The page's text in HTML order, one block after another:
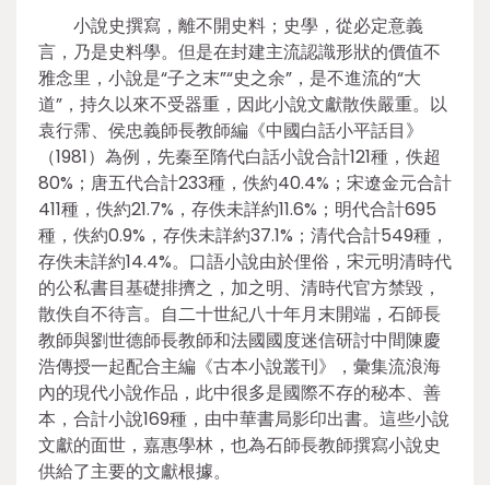
小說史撰寫，離不開史料；史學，從必定意義
言，乃是史料學。但是在封建主流認識形狀的價值不
雅念里，小說是“子之末”“史之余”，是不進流的“大
道”，持久以來不受器重，因此小說文獻散佚嚴重。以
袁行霈、侯忠義師長教師編《中國白話小平話目》
（1981）為例，先秦至隋代白話小說合計121種，佚超
80%；唐五代合計233種，佚約40.4%；宋遼金元合計
411種，佚約21.7%，存佚未詳約11.6%；明代合計695
種，佚約0.9%，存佚未詳約37.1%；清代合計549種，
存佚未詳約14.4%。口語小說由於俚俗，宋元明清時代
的公私書目基礎排擠之，加之明、清時代官方禁毀，
散佚自不待言。自二十世紀八十年月末開端，石師長
教師與劉世德師長教師和法國國度迷信研討中間陳慶
浩傳授一起配合主編《古本小說叢刊》，彙集流浪海
內的現代小說作品，此中很多是國際不存的秘本、善
本，合計小說169種，由中華書局影印出書。這些小說
文獻的面世，嘉惠學林，也為石師長教師撰寫小說史
供給了主要的文獻根據。